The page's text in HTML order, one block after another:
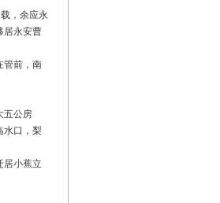
，余应永
居永安曹
管前，南
五公房
水口，梨
居小蕉立